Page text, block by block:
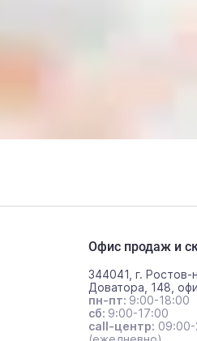
Офис продаж и
344041, г. Ростов-
Доватора, 148,
пн-пт: 9:00-18:00
сб: 9:00-17:00
call-центр: 09:00-